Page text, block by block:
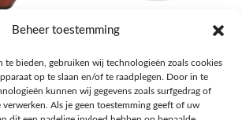
Beheer toestemming
te bieden, gebruiken wij technologieën zoals cookies
op te slaan en/of te raadplegen. Door in te
kunnen wij gegevens zoals surfgedrag of
verwerken. Als je geen toestemming geeft of uw
Salades,Pizza, Maaltijden
€3,39
NAAR AH